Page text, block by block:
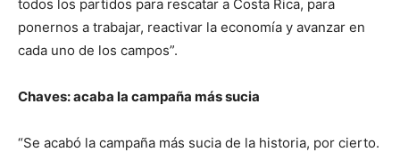
todos los partidos para rescatar a Costa Rica, para
ponernos a trabajar, reactivar la economía y avanzar en
cada uno de los campos”.
Chaves: acaba la campaña más sucia
“Se acabó la campaña más sucia de la historia, por cierto.